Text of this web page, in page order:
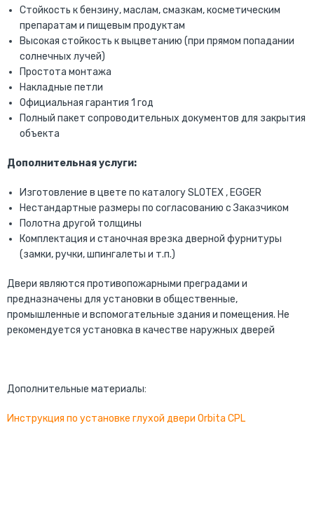
Стойкость к бензину, маслам, смазкам, косметическим
препаратам и пищевым продуктам
Высокая стойкость к выцветанию (при прямом попадании
солнечных лучей)
Простота монтажа
Накладные петли
Официальная гарантия 1 год
Полный пакет сопроводительных документов для закрытия
объекта
Дополнительная услуги:
Изготовление в цвете по каталогу SLOTEX , EGGER
Нестандартные размеры по согласованию с Заказчиком
Полотна другой толщины
Комплектация и станочная врезка дверной фурнитуры
(замки, ручки, шпингалеты и т.п.)
Двери являются противопожарными преградами и
предназначены для установки в общественные,
промышленные и вспомогательные здания и помещения. Не
рекомендуется установка в качестве наружных дверей
Дополнительные материалы:
Инструкция по установке глухой двери Orbita CPL